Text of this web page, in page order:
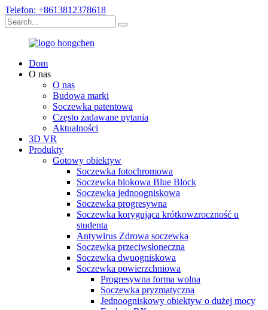
Telefon: +8613812378618
Dom
O nas
O nas
Budowa marki
Soczewka patentowa
Często zadawane pytania
Aktualności
3D VR
Produkty
Gotowy obiektyw
Soczewka fotochromowa
Soczewka blokowa Blue Block
Soczewka jednoogniskowa
Soczewka progresywna
Soczewka korygująca krótkowzroczność u
studenta
Antywirus Zdrowa soczewka
Soczewka przeciwsłoneczna
Soczewka dwuogniskowa
Soczewka powierzchniowa
Progresywna forma wolna
Soczewka pryzmatyczna
Jednoogniskowy obiektyw o dużej mocy